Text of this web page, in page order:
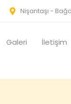
Nişantaşı -
Galeri İletişim